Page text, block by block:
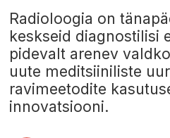
Radioloogia on
keskseid diagnostilisi
pidevalt arenev
uute meditsiiniliste
ravimeetodite
innovatsiooni.